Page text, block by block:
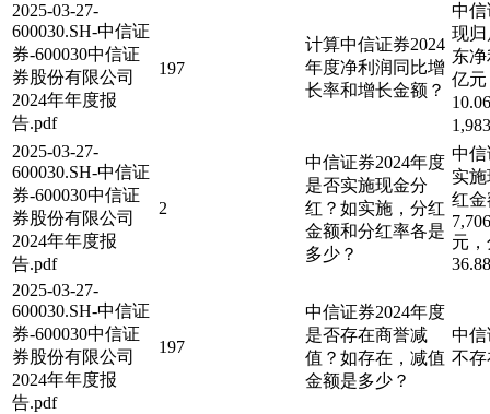
2025-03-27-
600030.SH-中信证
券-600030中信证
券股份有限公司
2024年年度报
告.pdf
197
计算中信证券2024
年度净利润同比增
长率和增长金额？
中信
现
东净
亿
2025-03-27-
600030.SH-中信证
券-600030中信证
券股份有限公司
2024年年度报
告.pdf
2
中信证券2024年度
是否实施现金分
红？如实施，分红
金额和分红率各是
多少？
中信
实
红金
元
2025-03-27-
600030.SH-中信证
券-600030中信证
券股份有限公司
2024年年度报
告.pdf
197
中信证券2024年度
是否存在商誉减
值？如存在，减值
金额是多少？
中信
不